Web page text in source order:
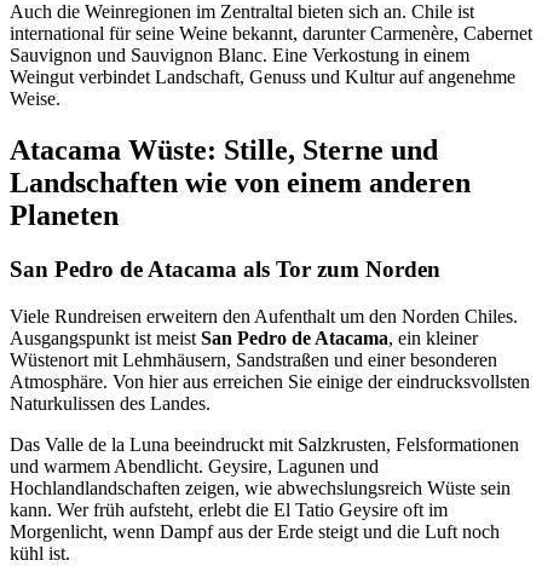
Auch die Weinregionen im Zentraltal bieten sich an. Chile ist
international für seine Weine bekannt, darunter Carmenère, Cabernet
Sauvignon und Sauvignon Blanc. Eine Verkostung in einem
Weingut verbindet Landschaft, Genuss und Kultur auf angenehme
Weise.
Atacama Wüste: Stille, Sterne und
Landschaften wie von einem anderen
Planeten
San Pedro de Atacama als Tor zum Norden
Viele Rundreisen erweitern den Aufenthalt um den Norden Chiles.
Ausgangspunkt ist meist San Pedro de Atacama, ein kleiner
Wüstenort mit Lehmhäusern, Sandstraßen und einer besonderen
Atmosphäre. Von hier aus erreichen Sie einige der eindrucksvollsten
Naturkulissen des Landes.
Das Valle de la Luna beeindruckt mit Salzkrusten, Felsformationen
und warmem Abendlicht. Geysire, Lagunen und
Hochlandlandschaften zeigen, wie abwechslungsreich Wüste sein
kann. Wer früh aufsteht, erlebt die El Tatio Geysire oft im
Morgenlicht, wenn Dampf aus der Erde steigt und die Luft noch
kühl ist.